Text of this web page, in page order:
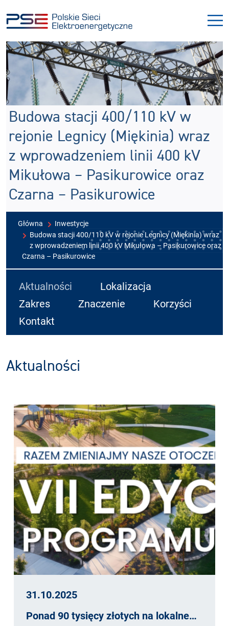
do
menu
do
treści
Budowa stacji 400/110 kV w
rejonie Legnicy (Miękinia) wraz
z wprowadzeniem linii 400 kV
Mikułowa – Pasikurowice oraz
Czarna – Pasikurowice
Główna
Inwestycje
Budowa stacji 400/110 kV w rejonie Legnicy (Miękinia) wraz
z wprowadzeniem linii 400 kV Mikułowa – Pasikurowice oraz
Czarna – Pasikurowice
Aktualności
Lokalizacja
Zakres
Znaczenie
Korzyści
Kontakt
Aktualności
31.10.2025
Ponad 90 tysięcy złotych na lokalne…